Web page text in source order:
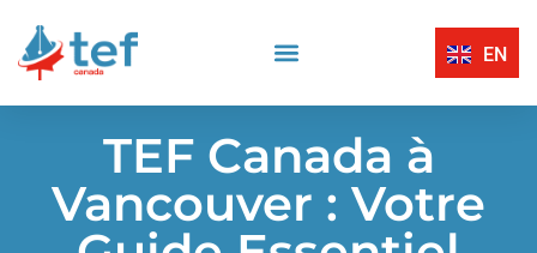
EN
TEF Canada à
Vancouver : Votre